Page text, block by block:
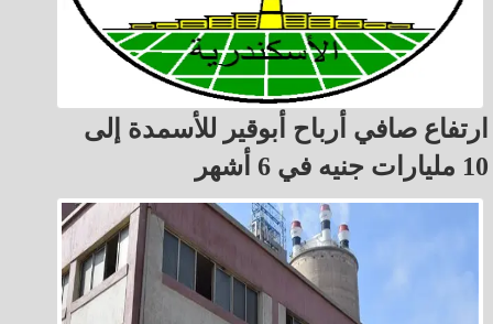
ارتفاع صافي أرباح أبوقير للأسمدة إلى
10 مليارات جنيه في 6 أشهر